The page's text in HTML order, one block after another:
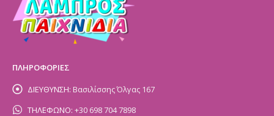
ΠΛΗΡΟΦΟΡΙΕΣ
ΔΙΕΥΘΥΝΣΗ: Βασιλίσσης Όλγας 167
ΤΗΛΕΦΩΝΟ: +30 698 704 7898